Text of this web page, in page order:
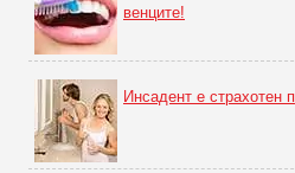
венците!
Инсадент е страхотен